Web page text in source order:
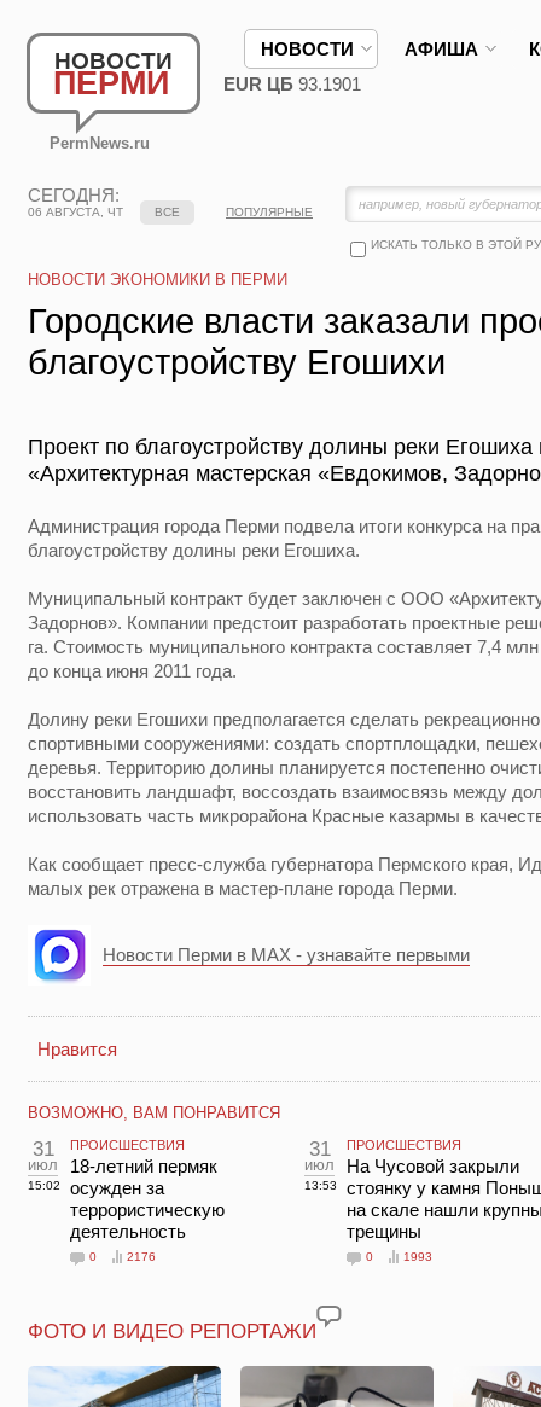
НОВОСТИ
ПЕРМИ
PermNews.ru
НОВОСТИ АФИША
EUR ЦБ 93.1901
СЕГОДНЯ:
06 АВГУСТА, ЧТ
ИСКАТЬ ТОЛЬКО В ЭТОЙ
ВСЕ ПОПУЛЯРНЫЕ
НОВОСТИ ЭКОНОМИКИ В ПЕРМИ
Городские власти заказали
благоустройству Егошихи
Проект по благоустройству долины реки
«Архитектурная мастерская «Евдокимов,
Администрация города Перми подвела итоги конкурса на
благоустройству долины реки Егошиха.
Муниципальный контракт будет заключен с ООО
Задорнов». Компании предстоит разработать проектные
га. Стоимость муниципального контракта составляет 7,4
до конца июня 2011 года.
Долину реки Егошихи предполагается сделать
спортивными сооружениями: создать спортплощадки,
деревья. Территорию долины планируется постепенно
восстановить ландшафт, воссоздать взаимосвязь между
использовать часть микрорайона Красные казармы в
Как сообщает пресс-служба губернатора Пермского края,
малых рек отражена в мастер-плане города Перми.
Новости Перми в MAX - узнавайте первыми
Нравится
ВОЗМОЖНО, ВАМ ПОНРАВИТСЯ
31
июл
15:02
ПРОИСШЕСТВИЯ
18-летний пермяк
осужден за
террористическую
деятельность
0 2176
31
июл
13:53
ПРОИСШЕСТВИЯ
На Чусовой закрыли
стоянку у камня
на скале нашли
трещины
0 1993
ФОТО И ВИДЕО РЕПОРТАЖИ